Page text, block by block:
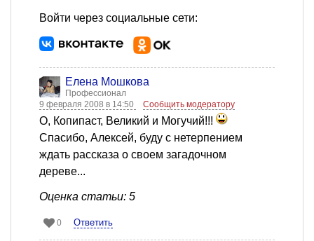
Войти через социальные сети:
Елена Мошкова
Профессионал
9 февраля 2008 в 14:50
Сообщить модератору
О, Копипаст, Великий и Могучий!!!
Спасибо, Алексей, буду с нетерпением
ждать рассказа о своем загадочном
дереве...
Оценка статьи: 5
0 Ответить